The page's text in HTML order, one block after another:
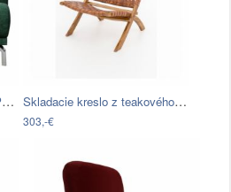
Zelené kreslo MESONICA Puzo Skladacie kreslo z teakového dreva a…
303,-€